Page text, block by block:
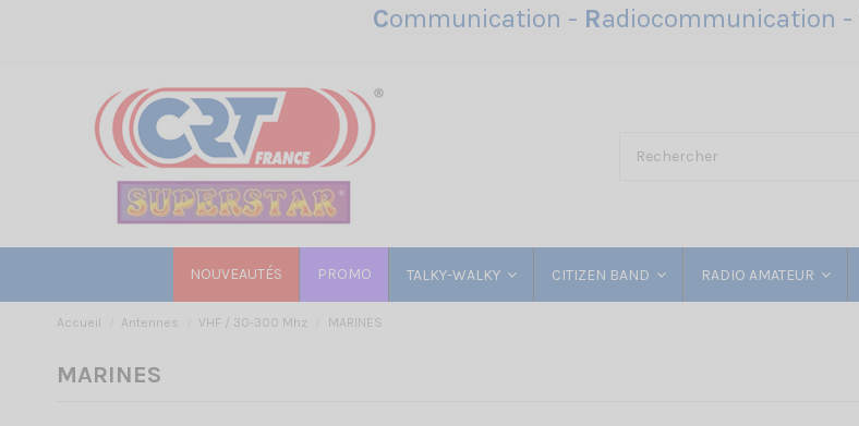
Communication - Radiocommunication -
NOUVEAUTÉS PROMO TALKY-WALKY CITIZEN BAND RADIO AMATEUR
Accueil Antennes VHF / 30-300 Mhz MARINES
MARINES